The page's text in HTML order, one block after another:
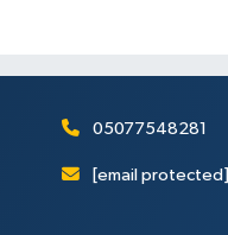
05077548281
[email protected]